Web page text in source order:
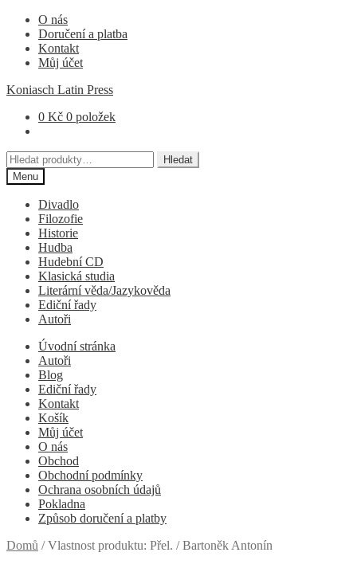
Přeskočit
navigaci
Přejít
obsahu
webu
O nás
Doručení a platba
Kontakt
Můj účet
Koniasch Latin Press
0 Kč 0 položek
Hledat:
Hledat
Menu
Divadlo
Filozofie
Historie
Hudba
Hudební CD
Klasická studia
Literární věda/Jazykověda
Ediční řady
Autoři
Úvodní stránka
Autoři
Blog
Ediční řady
Kontakt
Košík
Můj účet
O nás
Obchod
Obchodní podmínky
Ochrana osobních údajů
Pokladna
Způsob doručení a platby
Domů /Vlastnost produktu: Přel. /Bartoněk Antonín